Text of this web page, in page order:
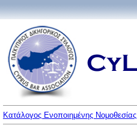
Κατάλογος Ενοποιημένης Νομοθεσίας